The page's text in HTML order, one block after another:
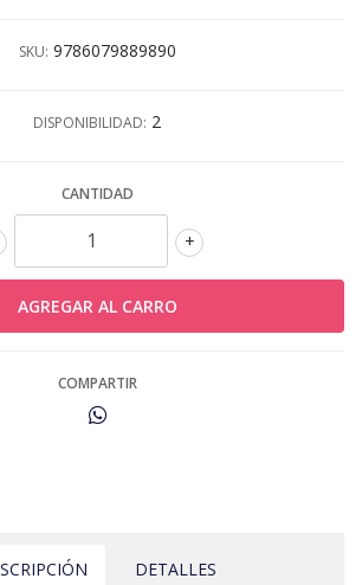
SKU: 9786079889890
DISPONIBILIDAD: 2
CANTIDAD
+
COMPARTIR
DETALLES